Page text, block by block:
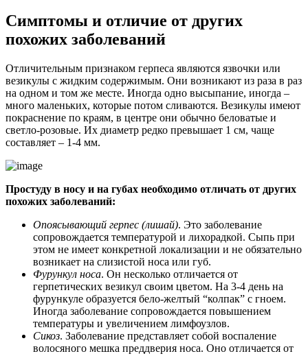
Симптомы и отличие от других
похожих заболеваний
Отличительным признаком герпеса являются язвочки или
везикулы с жидким содержимым. Они возникают из раза в раз
на одном и том же месте. Иногда одно высыпание, иногда –
много маленьких, которые потом сливаются. Везикулы имеют
покраснение по краям, в центре они обычно беловатые и
светло-розовые. Их диаметр редко превышает 1 см, чаще
составляет – 1-4 мм.
Простуду в носу и на губах необходимо отличать от других
похожих заболеваний:
Опоясывающий герпес (лишай). Это заболевание
сопровождается температурой и лихорадкой. Сыпь при
этом не имеет конкретной локализации и не обязательно
возникает на слизистой носа или губ.
Фурункул носа. Он несколько отличается от
герпетических везикул своим цветом. На 3-4 день на
фурункуле образуется бело-желтый “колпак” с гноем.
Иногда заболевание сопровождается повышением
температуры и увеличением лимфоузлов.
Сикоз. Заболевание представляет собой воспаление
волосяного мешка преддверия носа. Оно отличается от